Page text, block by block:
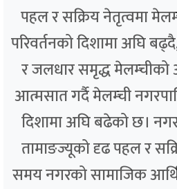
पहल र सक्रिय नेतृत्वमा
परिवर्तनको दिशामा अघि
र जलधार समृद्ध मेलम्चीको
आत्मसात गर्दै मेलम्ची
दिशामा अघि बढेको छ।
तामाङज्यूको दृढ पहल र
समय नगरको सामाजिक